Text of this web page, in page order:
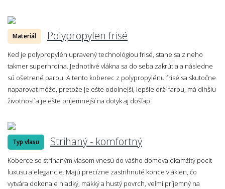
Materiál Polypropylen frisé
Keď je polypropylén upravený technológiou frisé, stane sa z neho
takmer superhrdina. Jednotlivé vlákna sa do seba zakrútia a následne
sú ošetrené parou. A tento koberec z polypropylénu frisé sa skutočne
naparovať môže, pretože je ešte odolnejší, lepšie drží farbu, má dlhšiu
životnosť a je ešte príjemnejší na dotyk aj došľap.
Typ vlasu Strihaný - komfortný
Koberce so strihaným vlasom vnesú do vášho domova okamžitý pocit
luxusu a elegancie. Majú precízne zastrihnuté konce vlákien, čo
vytvára dokonale hladký, mäkký a hustý povrch, veľmi príjemný na